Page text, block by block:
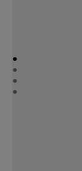
●
●
●
●